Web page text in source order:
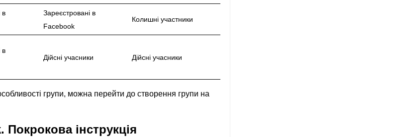
в
Зареєстровані в
Facebook
Колишні участники
в
Дійсні учасники Дійсні учасники
групи, можна перейти до створення групи на
інструкція